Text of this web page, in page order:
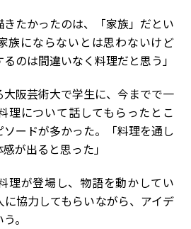
たかったのは、「家族」だとい
族にならないとは思わないけど
のは間違いなく料理だと思う」
阪芸術大で学生に、今までで一
理について話してもらったとこ
ードが多かった。「料理を通し
が出ると思った」
理が登場し、物語を動かしてい
に協力してもらいながら、アイデ
。